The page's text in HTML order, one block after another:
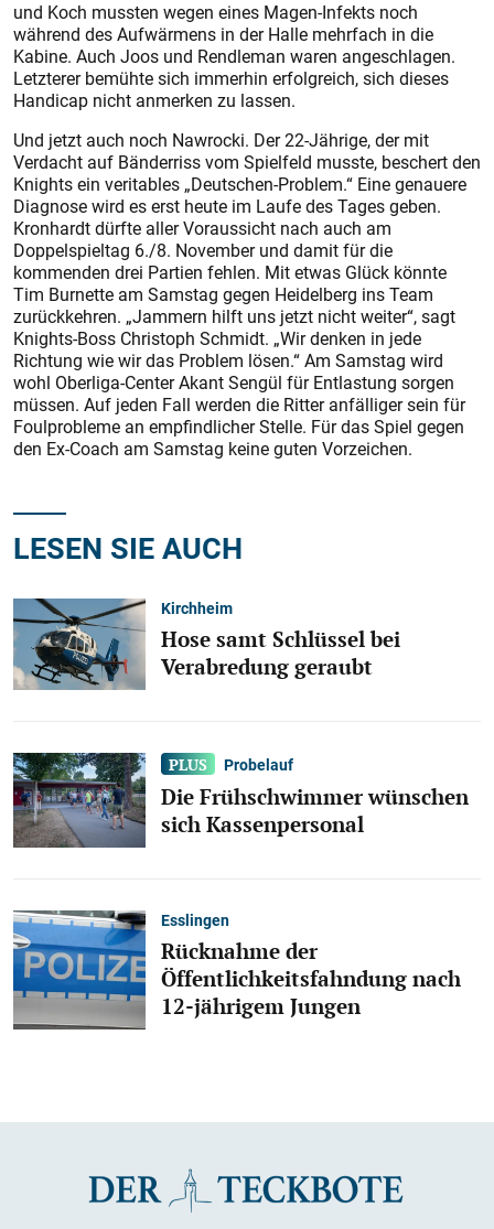
und Koch mussten wegen eines Magen-Infekts noch
während des Aufwärmens in der Halle mehrfach in die
Kabine. Auch Joos und Rendleman waren angeschlagen.
Letzterer bemühte sich immerhin erfolgreich, sich dieses
Handicap nicht anmerken zu lassen.
Und jetzt auch noch Nawrocki. Der 22-Jährige, der mit
Verdacht auf Bänderriss vom Spielfeld musste, beschert den
Knights ein veritables „Deutschen-Problem.“ Eine genauere
Diagnose wird es erst heute im Laufe des Tages geben.
Kronhardt dürfte aller Voraussicht nach auch am
Doppelspieltag 6./8. November und damit für die
kommenden drei Partien fehlen. Mit etwas Glück könnte
Tim Burnette am Samstag gegen Heidelberg ins Team
zurückkehren. „Jammern hilft uns jetzt nicht weiter“, sagt
Knights-Boss Christoph Schmidt. „Wir denken in jede
Richtung wie wir das Problem lösen.“ Am Samstag wird
wohl Oberliga-Center Akant Sengül für Entlastung sorgen
müssen. Auf jeden Fall werden die Ritter anfälliger sein für
Foulprobleme an empfindlicher Stelle. Für das Spiel gegen
den Ex-Coach am Samstag keine guten Vorzeichen.
LESEN SIE AUCH
Kirchheim
Hose samt Schlüssel bei
Verabredung geraubt
Probelauf
Die Frühschwimmer wünschen
sich Kassenpersonal
Esslingen
Rücknahme der
Öffentlichkeitsfahndung nach
12-jährigem Jungen